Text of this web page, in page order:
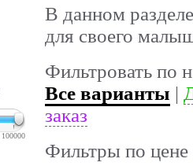
В данном
для своего
Фильтровать по
Все варианты |
заказ
Фильтры по цене
100000